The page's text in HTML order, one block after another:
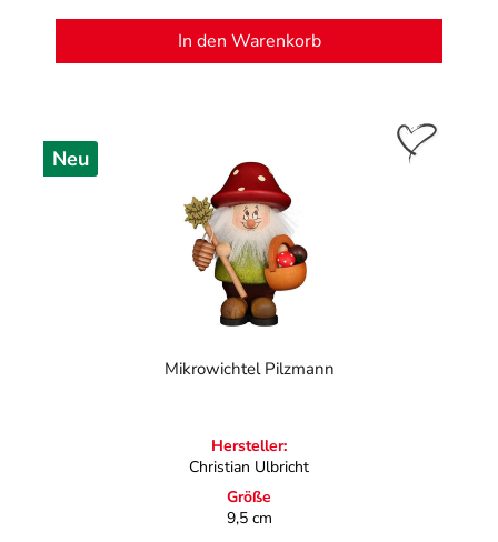
In den Warenkorb
Neu
Mikrowichtel Pilzmann
Hersteller:
Christian Ulbricht
Größe
9,5 cm